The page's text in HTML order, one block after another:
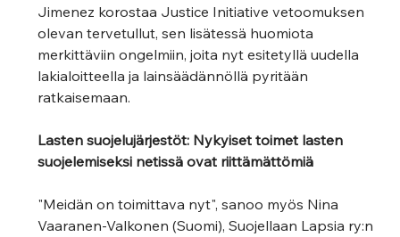
Jimenez korostaa Justice Initiative vetoomuksen
olevan tervetullut, sen lisätessä huomiota
merkittäviin ongelmiin, joita nyt esitetyllä uudella
lakialoitteella ja lainsäädännöllä pyritään
ratkaisemaan.
Lasten suojelujärjestöt: Nykyiset toimet lasten
suojelemiseksi netissä ovat riittämättömiä
"Meidän on toimittava nyt", sanoo myös Nina
Vaaranen-Valkonen (Suomi), Suojellaan Lapsia ry:n